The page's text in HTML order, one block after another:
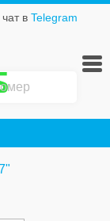
в Telegram